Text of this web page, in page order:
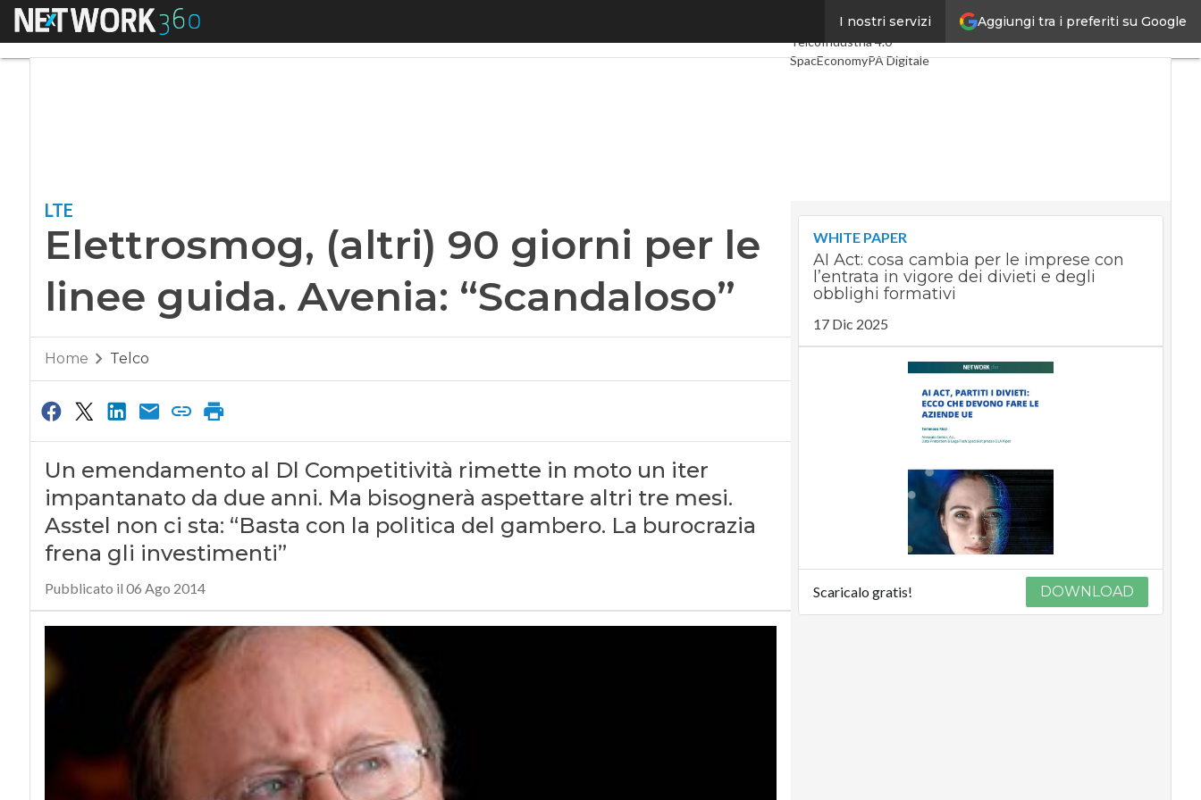
Aggiungi tra i preferiti su Google
I nostri servizi
Menu Ultimi articoliDigital Economy
TelcoIndustria 4.0
SpacEconomyPA Digitale
LTE
Elettrosmog, (altri) 90 giorni per le
linee guida. Avenia: “Scandaloso”
Home Telco
Un emendamento al Dl Competitività rimette in moto un iter
impantanato da due anni. Ma bisognerà aspettare altri tre mesi.
Asstel non ci sta: “Basta con la politica del gambero. La burocrazia
frena gli investimenti”
Pubblicato il 06 Ago 2014
WHITE PAPER
AI Act: cosa cambia per le imprese con
l’entrata in vigore dei divieti e degli
obblighi formativi
17 Dic 2025
Scaricalo gratis! DOWNLOAD